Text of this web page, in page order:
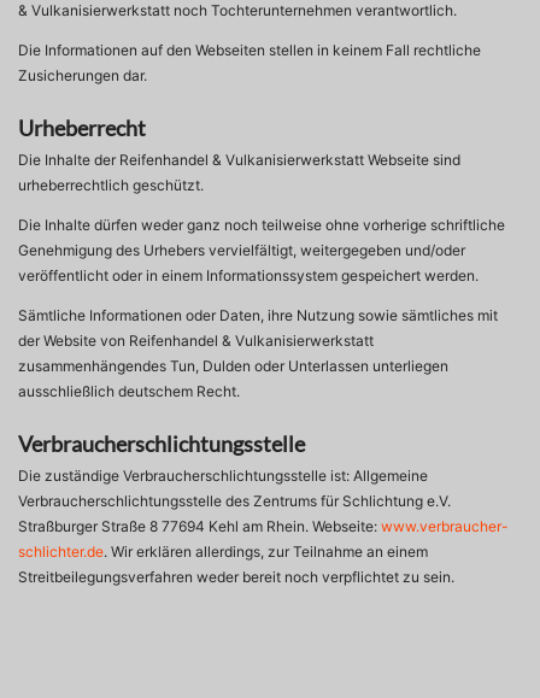
& Vulkanisierwerkstatt noch Tochterunternehmen verantwortlich.
Die Informationen auf den Webseiten stellen in keinem Fall rechtliche
Zusicherungen dar.
Urheberrecht
Die Inhalte der Reifenhandel & Vulkanisierwerkstatt Webseite sind
urheberrechtlich geschützt.
Die Inhalte dürfen weder ganz noch teilweise ohne vorherige schriftliche
Genehmigung des Urhebers vervielfältigt, weitergegeben und/oder
veröffentlicht oder in einem Informationssystem gespeichert werden.
Sämtliche Informationen oder Daten, ihre Nutzung sowie sämtliches mit
der Website von Reifenhandel & Vulkanisierwerkstatt
zusammenhängendes Tun, Dulden oder Unterlassen unterliegen
ausschließlich deutschem Recht.
Verbraucherschlichtungsstelle
Die zuständige Verbraucherschlichtungsstelle ist: Allgemeine
Verbraucherschlichtungsstelle des Zentrums für Schlichtung e.V.
Straßburger Straße 8 77694 Kehl am Rhein. Webseite: www.verbraucher-
schlichter.de. Wir erklären allerdings, zur Teilnahme an einem
Streitbeilegungsverfahren weder bereit noch verpflichtet zu sein.